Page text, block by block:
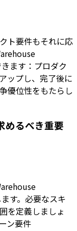
ト要件もそれに応
ます：プロダク
ップし、完了後に
優位性をもたらし
るべき重要
す。必要なスキ
を定義しましょ
ン要件